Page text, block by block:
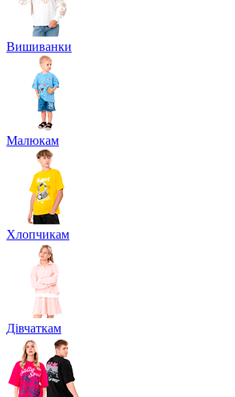
Вишиванки
Малюкам
Хлопчикам
Дівчаткам